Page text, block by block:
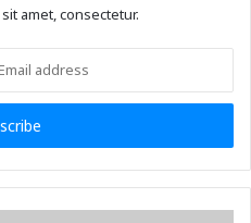
amet, consectetur.